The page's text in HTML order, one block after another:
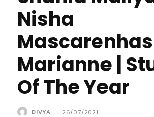
Nisha
Marianne |
Of The Year
DIVYA - 26/07/2021